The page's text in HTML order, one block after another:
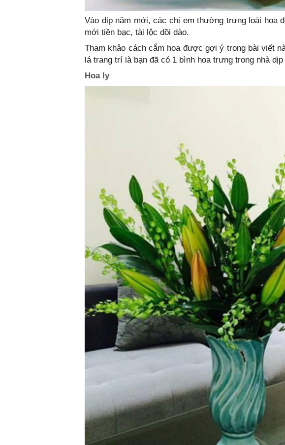
Vào dịp năm mới, các chị em thường trưng loài hoa
mới tiền bạc, tài lộc dồi dào.
Tham khảo cách cắm hoa được gợi ý trong bài viết
lá trang trí là bạn đã có 1 bình hoa trưng trong nhà
Hoa ly